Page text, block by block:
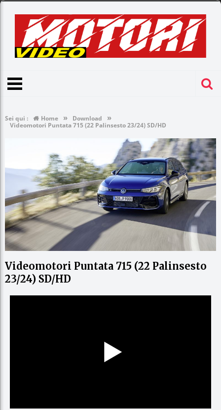
Sei qui : Home » Download »
Videomotori Puntata 715 (22 Palinsesto 23/24) SD/HD
Videomotori Puntata 715 (22 Palinsesto
23/24) SD/HD